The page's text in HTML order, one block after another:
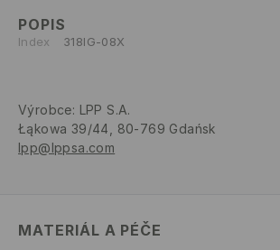
POPIS
Index 318IG-08X
Výrobce: LPP S.A.
Łąkowa 39/44, 80-769 Gdańsk
lpp@lppsa.com
MATERIÁL A PÉČE